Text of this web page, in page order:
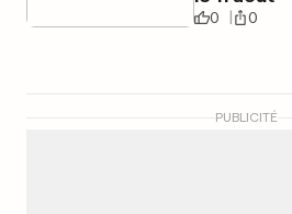
0 0
PUBLICITÉ